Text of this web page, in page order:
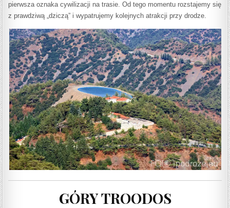
pierwsza oznaka cywilizacji na trasie. Od tego momentu rozstajemy się
z prawdziwą „dziczą” i wypatrujemy kolejnych atrakcji przy drodze.
GÓRY TROODOS